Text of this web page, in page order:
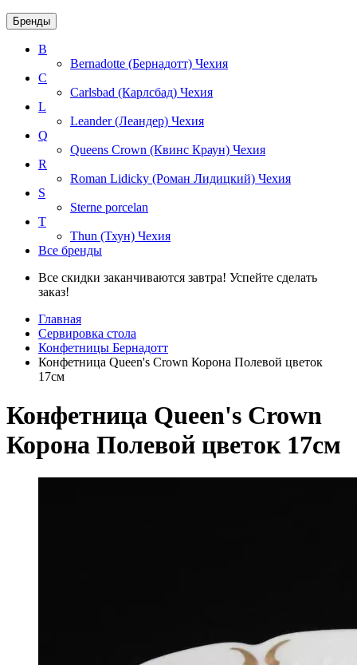
Бренды
B
Bernadotte (Бернадотт) Чехия
C
Carlsbad (Карлсбад) Чехия
L
Leander (Леандер) Чехия
Q
Queens Crown (Квинс Краун) Чехия
R
Roman Lidicky (Роман Лидицкий) Чехия
S
Sterne porcelan
T
Thun (Тхун) Чехия
Все бренды
Все скидки заканчиваются завтра! Успейте сделать
заказ!
Главная
Сервировка стола
Конфетницы Бернадотт
Конфетница Queen's Crown Корона Полевой цветок
17см
Конфетница Queen's Crown
Корона Полевой цветок 17см